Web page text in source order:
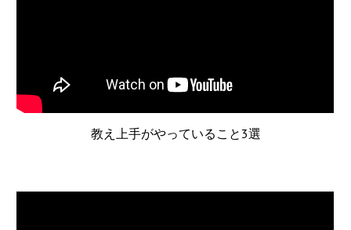
教え上手がやっていること3選